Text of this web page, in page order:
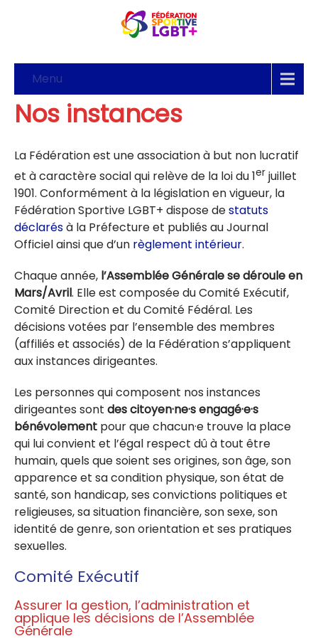
Menu
Nos instances
La Fédération est une association à but non lucratif
et à caractère social qui relève de la loi du 1er juillet
1901. Conformément à la législation en vigueur, la
Fédération Sportive LGBT+ dispose destatuts
déclarésà la Préfecture et publiés au Journal
Officiel ainsi que d’un règlement intérieur.
Chaque année, l’Assemblée Générale se déroule en
Mars/Avril. Elle est composée du Comité Exécutif,
Comité Direction et du Comité Fédéral. Les
décisions votées par l’ensemble des membres
(affiliés et associés) de la Fédération s’appliquent
aux instances dirigeantes.
Les personnes qui composent nos instances
dirigeantes sont des citoyen·ne·s engagé·e·s
bénévolement pour que chacun·e trouve la place
qui lui convient et l’égal respect dû à tout être
humain, quels que soient ses origines, son âge, son
apparence et sa condition physique, son état de
santé, son handicap, ses convictions politiques et
religieuses, sa situation financière, son sexe, son
identité de genre, son orientation et ses pratiques
sexuelles.
Comité Exécutif
Assurer la gestion, l’administration et
applique les décisions de l’Assemblée
Générale